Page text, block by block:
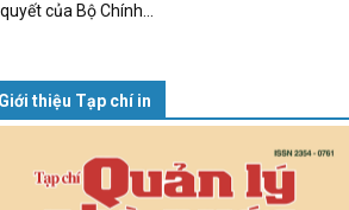
quyết của Bộ Chính...
Giới thiệu Tạp chí in